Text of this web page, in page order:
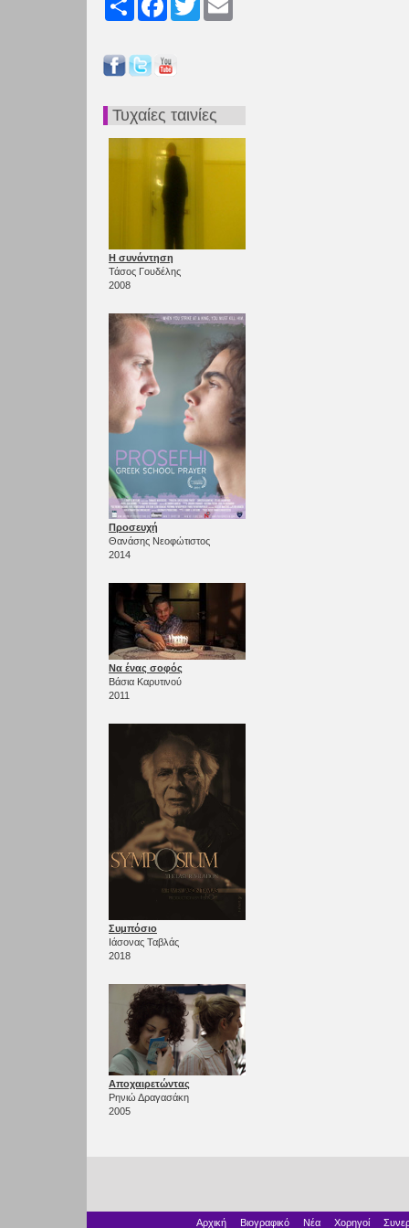
Τυχαίες ταινίες
Η συνάντηση
Τάσος Γουδέλης
2008
Προσευχή
Θανάσης Νεοφώτιστος
2014
Να ένας σοφός
Βάσια Καρυτινού
2011
Συμπόσιο
Ιάσονας Ταβλάς
2018
Αποχαιρετώντας
Ρηνιώ Δραγασάκη
2005
Αρχική Βιογραφικό Νέα Χορηγοί